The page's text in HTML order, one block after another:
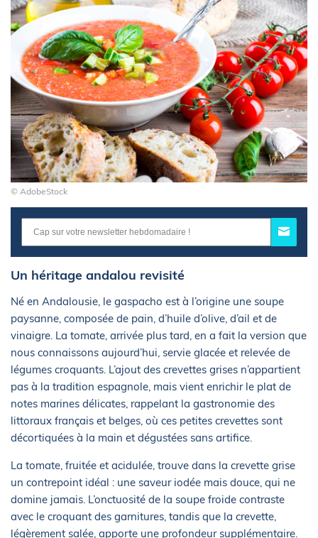
© AdobeStock
Un héritage andalou revisité
Né en Andalousie, le gaspacho est à l’origine une soupe
paysanne, composée de pain, d’huile d’olive, d’ail et de
vinaigre. La tomate, arrivée plus tard, en a fait la version que
nous connaissons aujourd’hui, servie glacée et relevée de
légumes croquants. L’ajout des crevettes grises n’appartient
pas à la tradition espagnole, mais vient enrichir le plat de
notes marines délicates, rappelant la gastronomie des
littoraux français et belges, où ces petites crevettes sont
décortiquées à la main et dégustées sans artifice.
La tomate, fruitée et acidulée, trouve dans la crevette grise
un contrepoint idéal : une saveur iodée mais douce, qui ne
domine jamais. L’onctuosité de la soupe froide contraste
avec le croquant des garnitures, tandis que la crevette,
légèrement salée, apporte une profondeur supplémentaire.